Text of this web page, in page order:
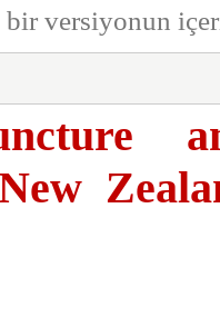
bir versiyonun